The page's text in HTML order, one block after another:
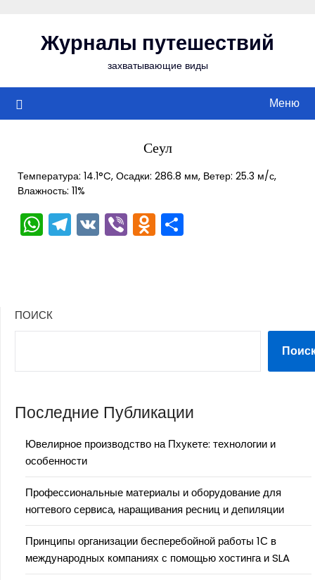
содержимомуЖурналы путешествий
захватывающие виды
Меню
Сеул
Температура: 14.1°C, Осадки: 286.8 мм, Ветер: 25.3 м/с,
Влажность: 11%
WhatsApp
Telegram
VKViberOdnoklassniki
ПОИСК
Последние Публикации
Ювелирное производство на Пхукете: технологии и
особенности
Профессиональные материалы и оборудование для
ногтевого сервиса, наращивания ресниц и депиляции
Принципы организации бесперебойной работы 1С в
международных компаниях с помощью хостинга и SLA